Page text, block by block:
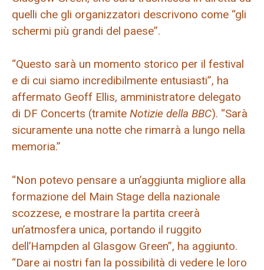
quelli che gli organizzatori descrivono come “gli
schermi più grandi del paese”.
“Questo sarà un momento storico per il festival
e di cui siamo incredibilmente entusiasti”, ha
affermato Geoff Ellis, amministratore delegato
di DF Concerts (tramite Notizie della BBC). “Sarà
sicuramente una notte che rimarrà a lungo nella
memoria.”
“Non potevo pensare a un’aggiunta migliore alla
formazione del Main Stage della nazionale
scozzese, e mostrare la partita creerà
un’atmosfera unica, portando il ruggito
dell’Hampden al Glasgow Green”, ha aggiunto.
“Dare ai nostri fan la possibilità di vedere le loro